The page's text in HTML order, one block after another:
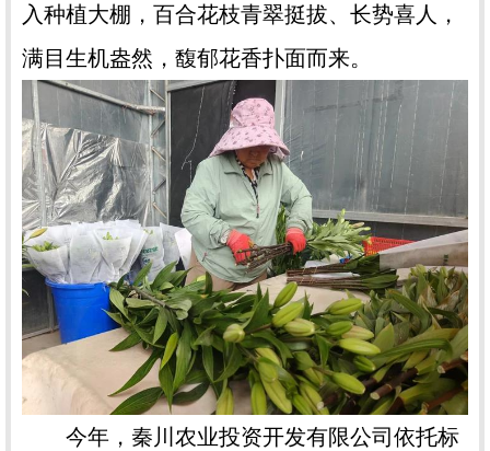
入种植大棚，百合花枝青翠挺拔、长势喜人，
满目生机盎然，馥郁花香扑面而来。
今年，秦川农业投资开发有限公司依托标